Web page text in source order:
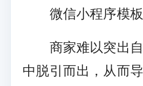
微信小程序模板
商家难以突出自
中脱引而出，从而